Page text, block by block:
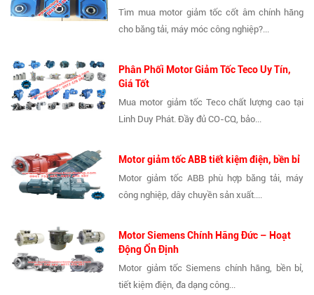
Tìm mua motor giảm tốc cốt âm chính hãng
cho băng tải, máy móc công nghiệp?...
Phân Phối Motor Giảm Tốc Teco Uy Tín,
Giá Tốt
Mua motor giảm tốc Teco chất lượng cao tại
Linh Duy Phát. Đầy đủ CO-CQ, bảo...
Motor giảm tốc ABB tiết kiệm điện, bền bỉ
Motor giảm tốc ABB phù hợp băng tải, máy
công nghiệp, dây chuyền sản xuất....
Motor Siemens Chính Hãng Đức – Hoạt
Động Ổn Định
Motor giảm tốc Siemens chính hãng, bền bỉ,
tiết kiệm điện, đa dạng công...